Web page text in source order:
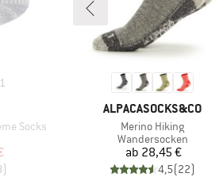
1
Socks
Preis
)
MARKE
ALPACASOCKS&CO
Artikel
Merino Hiking
Produktgruppe
Wandersocken
Preis
ab 28,45 €
4,5(22)